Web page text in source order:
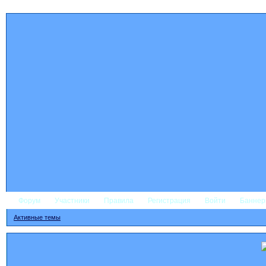
Форум Участники Правила Регистрация Войти
Активные темы